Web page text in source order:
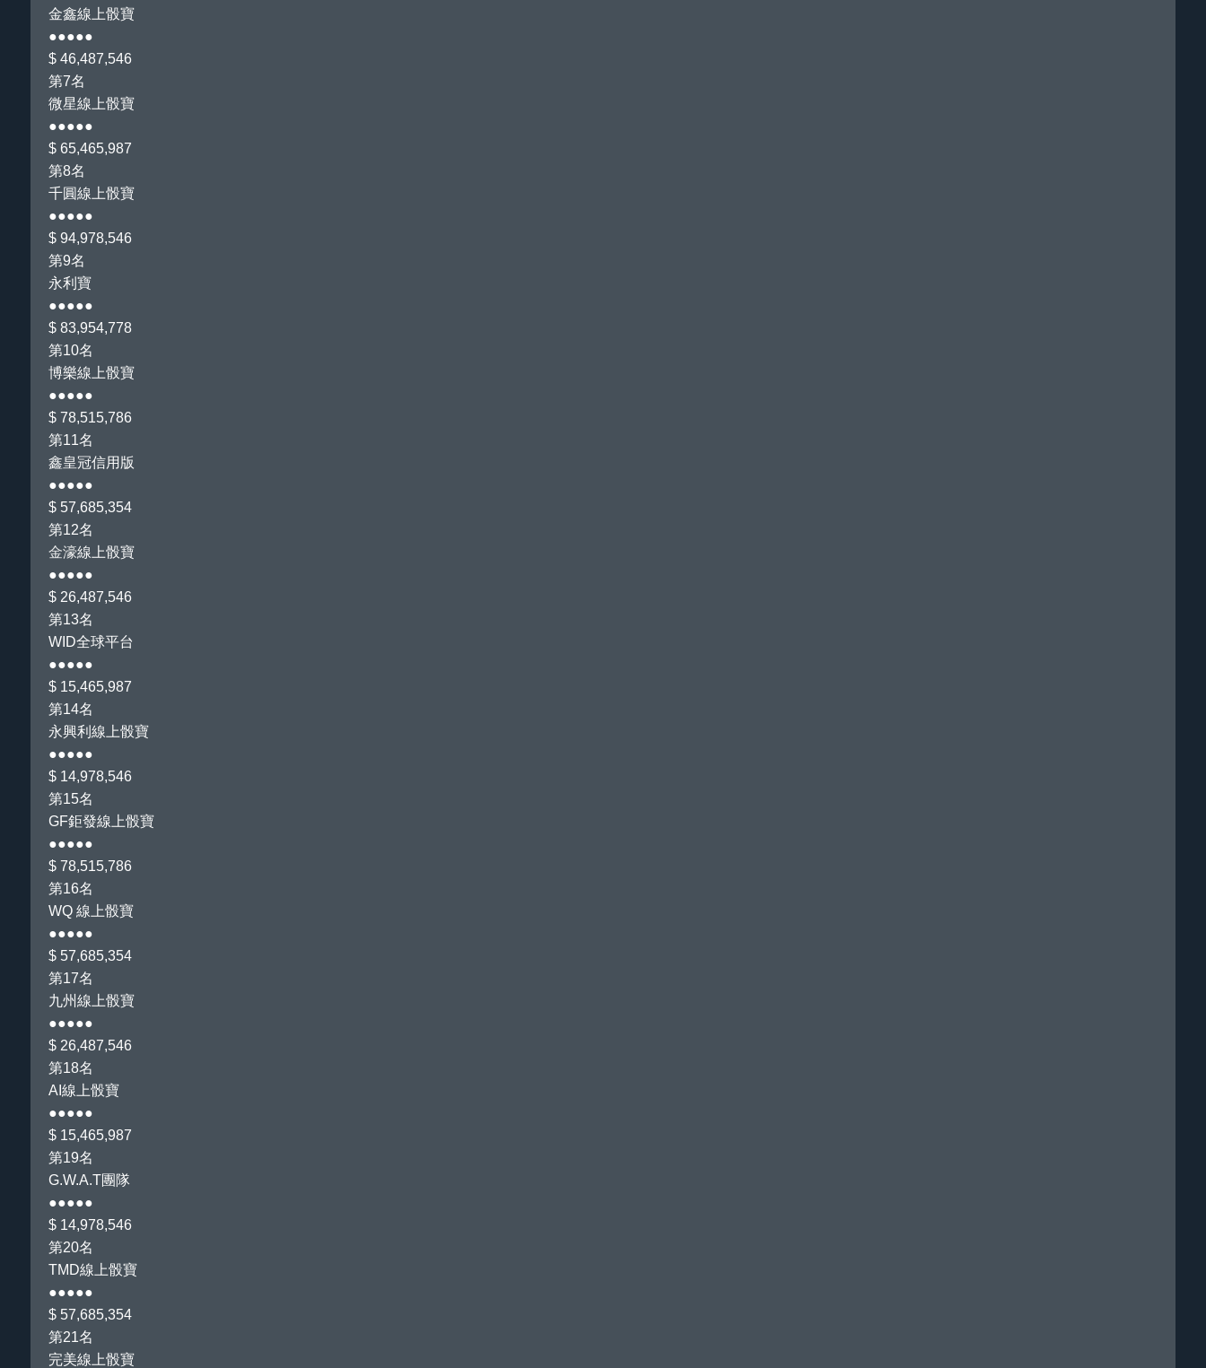
金鑫線上骰寶
●●●●●
$ 46,487,546
第7名
微星線上骰寶
●●●●●
$ 65,465,987
第8名
千圓線上骰寶
●●●●●
$ 94,978,546
第9名
永利寶
●●●●●
$ 83,954,778
第10名
博樂線上骰寶
●●●●●
$ 78,515,786
第11名
鑫皇冠信用版
●●●●●
$ 57,685,354
第12名
金濠線上骰寶
●●●●●
$ 26,487,546
第13名
WID全球平台
●●●●●
$ 15,465,987
第14名
永興利線上骰寶
●●●●●
$ 14,978,546
第15名
GF鉅發線上骰寶
●●●●●
$ 78,515,786
第16名
WQ 線上骰寶
●●●●●
$ 57,685,354
第17名
九州線上骰寶
●●●●●
$ 26,487,546
第18名
AI線上骰寶
●●●●●
$ 15,465,987
第19名
G.W.A.T團隊
●●●●●
$ 14,978,546
第20名
TMD線上骰寶
●●●●●
$ 57,685,354
第21名
完美線上骰寶